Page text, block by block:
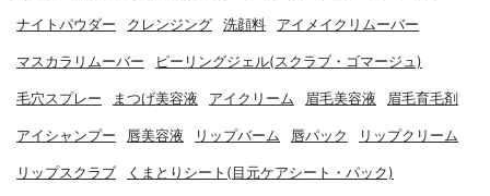
ナイトパウダー クレンジング 洗顔料 アイメイクリムーバー
マスカラリムーバー ピーリングジェル(スクラブ・ゴマージュ)
毛穴スプレー まつげ美容液 アイクリーム 眉毛美容液 眉毛育毛剤
アイシャンプー 唇美容液 リップバーム 唇パック リップクリーム
リップスクラブ くまとりシート(目元ケアシート・パック)